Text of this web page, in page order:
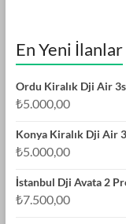
En Yeni İlanlar
Ordu Kiralık Dji Air
₺5.000,00
Konya Kiralık Dji Air
₺5.000,00
İstanbul Dji Avata 2
₺7.500,00